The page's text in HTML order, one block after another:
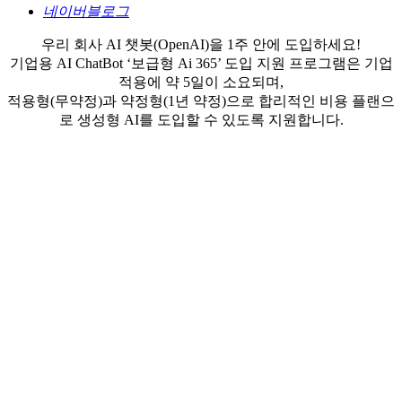
네이버블로그
우리 회사 AI 챗봇(OpenAI)을 1주 안에 도입하세요!
기업용 AI ChatBot ‘보급형 Ai 365’ 도입 지원 프로그램은 기업
적용에 약 5일이 소요되며,
적용형(무약정)과 약정형(1년 약정)으로 합리적인 비용 플랜으
로 생성형 AI를 도입할 수 있도록 지원합니다.